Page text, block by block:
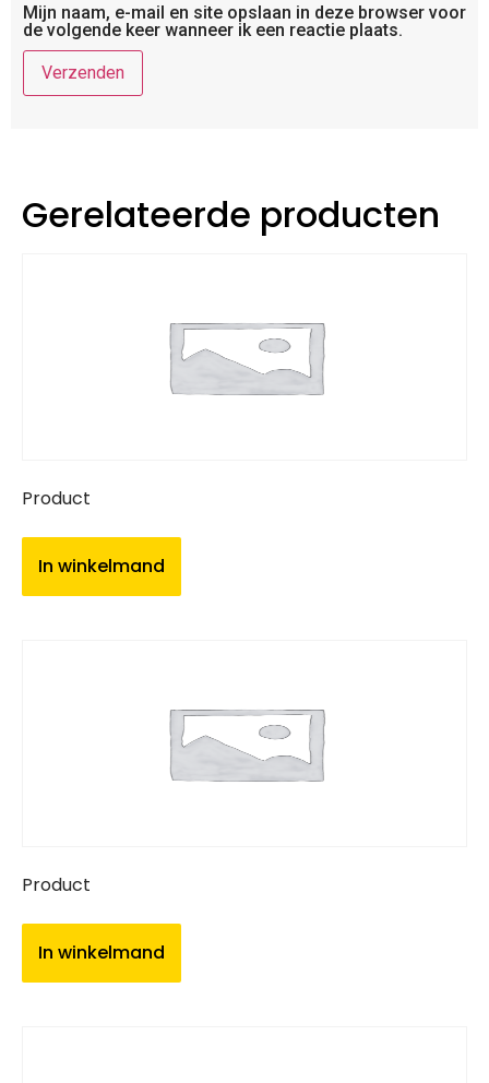
Mijn naam, e-mail en site opslaan in deze browser voor
de volgende keer wanneer ik een reactie plaats.
Gerelateerde producten
Product
In winkelmand
Product
In winkelmand